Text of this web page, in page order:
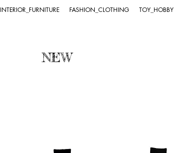
INTERIOR_FURNITURE FASHION_CLOTHING TOY_HOBBY
NEW